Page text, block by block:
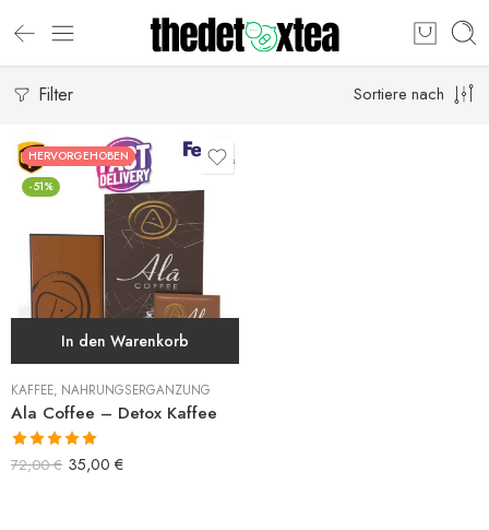
Filter Sortiere nach
HERVORGEHOBEN
-51%
In den Warenkorb
KAFFEE, NAHRUNGSERGÄNZUNG
Ala Coffee – Detox Kaffee
Bewertet mit
72,00€ 35,00 €